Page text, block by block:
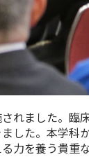
れました。臨
した。本学科
力を養う貴重